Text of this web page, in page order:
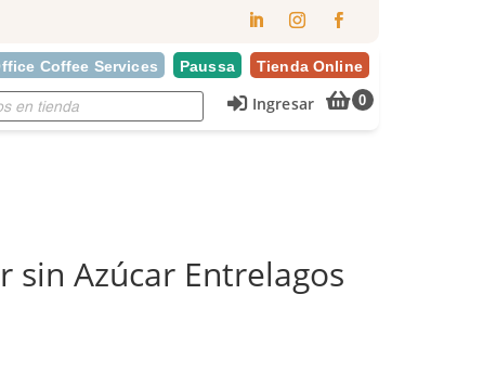
Coffee Services Paussa Tienda Online
Ingresar 0
Azúcar Entrelagos